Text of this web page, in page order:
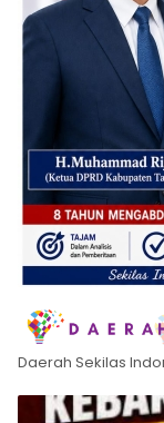
Daerah Sekilas